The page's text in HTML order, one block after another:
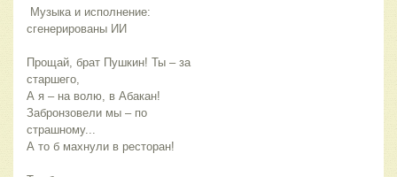
сгенерированы ИИ
Прощай, брат Пушкин! Ты – за
старшего,
А я – на волю, в Абакан!
Забронзовели мы – по
страшному...
А то б махнули в ресторан!